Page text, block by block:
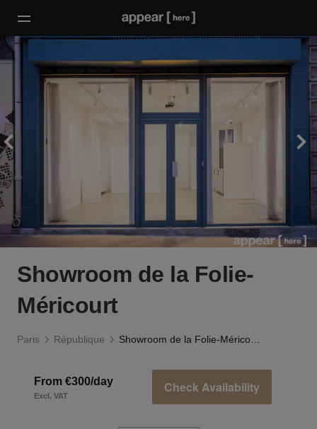
Showroom de la Folie-
Méricourt
Paris République
From €300/day
Excl. VAT
Check Availability